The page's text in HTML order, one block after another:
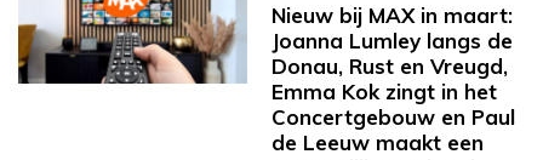
Nieuw bij MAX in maart:
Joanna Lumley langs de
Donau, Rust en Vreugd,
Emma Kok zingt in het
Concertgebouw en Paul
de Leeuw maakt een